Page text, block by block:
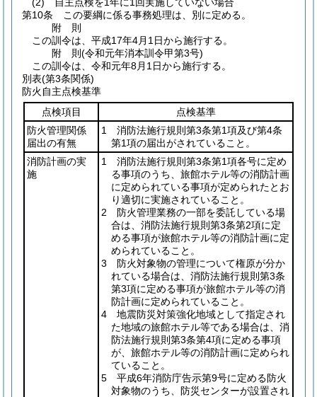
第10条
この要綱に係る事務処理は、別に定める。
附 則
この訓令は、平成17年4月1日から施行する。
附 則(令和元年消本訓令甲第3号)
この訓令は、令和元年8月1日から施行する。
別表(第3条関係)
防火自主点検基準
点検項目
点検基準
防火管理関係
届出の有無
1 消防法施行規則第3条第1項及び第4条
第1項の届出がされていること。
消防計画の実
施
1 消防法施行規則第3条第1項各号に定め
る事項のうち、旅館ホテル等の消防計画
に定められている事項が定められたとお
り適切に実施されていること。
2 防火管理業務の一部を委託している場
合は、消防法施行規則第3条第2項に定
める事項が旅館ホテル等の消防計画に定
められていること。
3 防火対象物の管理について権原が分か
れている場合は、消防法施行規則第3条
第3項に定める事項が旅館ホテル等の消
防計画に定められていること。
4 地震防災対策強化地域として指定され
た地域の旅館ホテル等である場合は、消
防法施行規則第3条第4項に定める事項
が、旅館ホテル等の消防計画に定められ
ていること。
5 平成6年消防庁告示第9号に定める防火
対象物のうち、防災センターが設置され